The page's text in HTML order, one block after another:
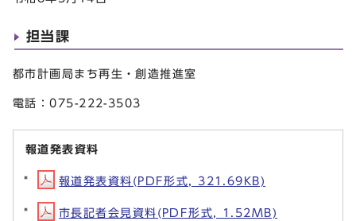
担当課
都市計画局まち再生・創造推進室
電話：075-222-3503
報道発表資料
報道発表資料(PDF形式, 321.69KB)
市長記者会見資料(PDF形式, 1.52MB)